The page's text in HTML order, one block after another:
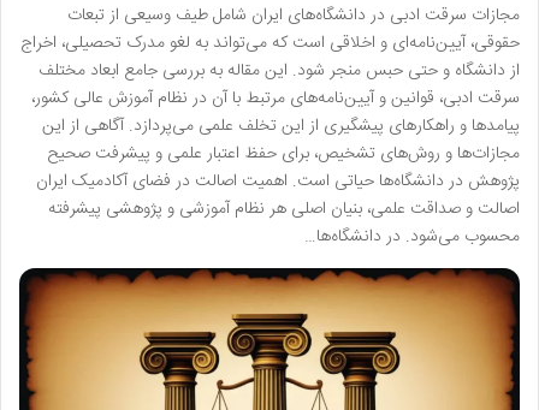
مجازات سرقت ادبی در دانشگاه‌های ایران شامل طیف وسیعی از تبعات
حقوقی، آیین‌نامه‌ای و اخلاقی است که می‌تواند به لغو مدرک تحصیلی، اخراج
از دانشگاه و حتی حبس منجر شود. این مقاله به بررسی جامع ابعاد مختلف
سرقت ادبی، قوانین و آیین‌نامه‌های مرتبط با آن در نظام آموزش عالی کشور،
پیامدها و راهکارهای پیشگیری از این تخلف علمی می‌پردازد. آگاهی از این
مجازات‌ها و روش‌های تشخیص، برای حفظ اعتبار علمی و پیشرفت صحیح
پژوهش در دانشگاه‌ها حیاتی است. اهمیت اصالت در فضای آکادمیک ایران
اصالت و صداقت علمی، بنیان اصلی هر نظام آموزشی و پژوهشی پیشرفته
محسوب می‌شود. در دانشگاه‌ها…